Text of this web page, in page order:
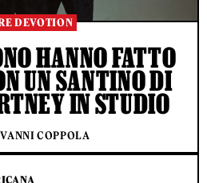
DEVOTION
HANNO FATTO
UN SANTINO DI
IN STUDIO
COPPOLA